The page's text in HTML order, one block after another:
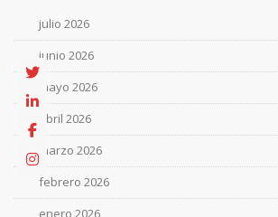
julio 2026
junio 2026
mayo 2026
abril 2026
marzo 2026
febrero 2026
enero 2026